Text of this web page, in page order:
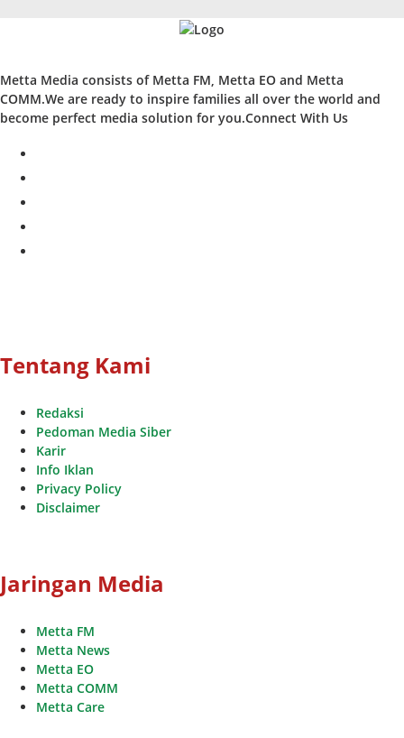
Metta Media consists of Metta FM, Metta EO and Metta
COMM.We are ready to inspire families all over the world and
become perfect media solution for you.Connect With Us
Tentang Kami
Redaksi
Pedoman Media Siber
Karir
Info Iklan
Privacy Policy
Disclaimer
Jaringan Media
Metta FM
Metta News
Metta EO
Metta COMM
Metta Care